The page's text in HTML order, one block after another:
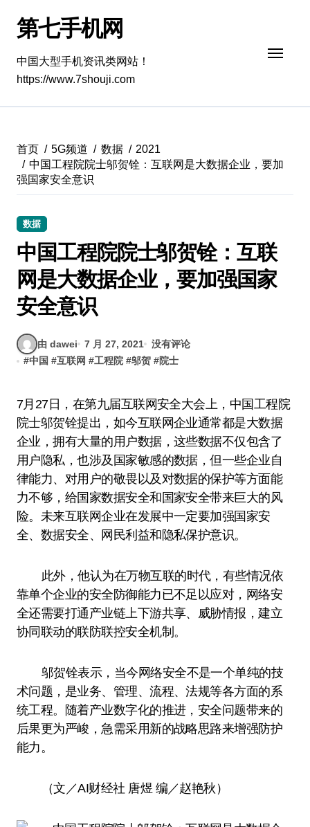
第七手机网
中国大型手机资讯类网站！
https://www.7shouji.com
首页 5G频道 数据
2021
中国工程院院士邬贺铨：互联网是大数据企业，要加
强国家安全意识
数据
中国工程院院士邬贺铨：互联
网是大数据企业，要加强国家
安全意识
由 dawei 7 月 27, 2021
没有评论
#中国 #互联网 #工程院 #邬贺 #院士
7月27日，在第九届互联网安全大会上，中国工程院
院士邬贺铨提出，如今互联网企业通常都是大数据
企业，拥有大量的用户数据，这些数据不仅包含了
用户隐私，也涉及国家敏感的数据，但一些企业自
律能力、对用户的敬畏以及对数据的保护等方面能
力不够，给国家数据安全和国家安全带来巨大的风
险。未来互联网企业在发展中一定要加强国家安
全、数据安全、网民利益和隐私保护意识。
此外，他认为在万物互联的时代，有些情况依
靠单个企业的安全防御能力已不足以应对，网络安
全还需要打通产业链上下游共享、威胁情报，建立
协同联动的联防联控安全机制。
邬贺铨表示，当今网络安全不是一个单纯的技
术问题，是业务、管理、流程、法规等各方面的系
统工程。随着产业数字化的推进，安全问题带来的
后果更为严峻，急需采用新的战略思路来增强防护
能力。
（文／AI财经社 唐煜 编／赵艳秋）